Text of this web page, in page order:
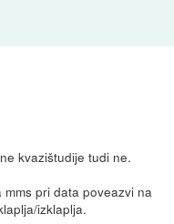
kvazištudije tudi ne.
pri data poveazvi na
izklaplja.